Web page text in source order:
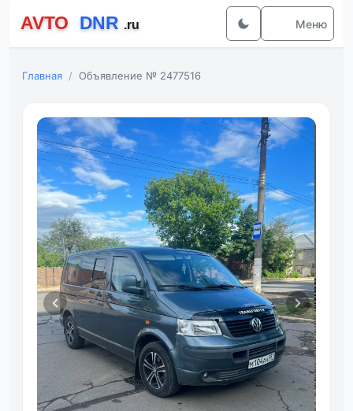
Меню
Главная Объявление № 2477516